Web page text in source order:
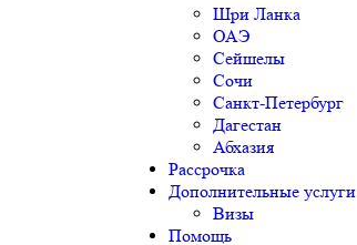
Шри Ланка
ОАЭ
Сейшелы
Сочи
Санкт-Петербург
Дагестан
Абхазия
Рассрочка
Дополнительные услуги
Визы
Помощь